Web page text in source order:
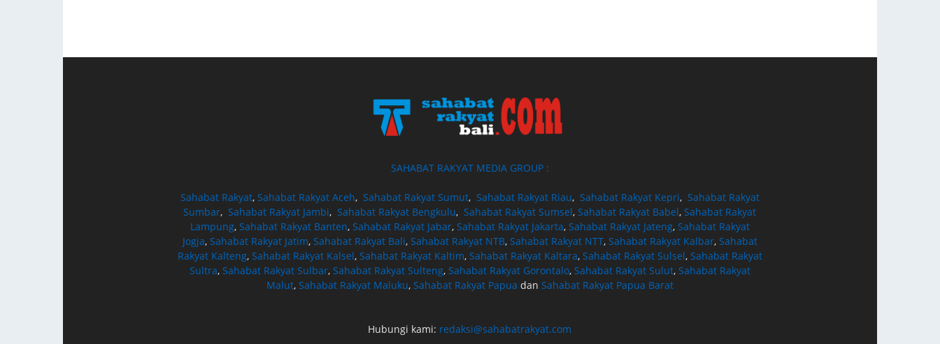
SAHABAT RAKYAT MEDIA GROUP :
Sahabat Rakyat, Sahabat Rakyat Aceh, Sahabat Rakyat Sumut, Sahabat Rakyat Riau, Sahabat Rakyat Kepri, Sahabat Rakyat
Sumbar,Sahabat Rakyat Jambi,Sahabat Rakyat Bengkulu,Sahabat Rakyat Sumsel,Sahabat Rakyat Babel,Sahabat Rakyat
Lampung, Sahabat Rakyat Banten, Sahabat Rakyat Jabar, Sahabat Rakyat Jakarta, Sahabat Rakyat Jateng, Sahabat Rakyat
Jogja, Sahabat Rakyat Jatim, Sahabat Rakyat Bali, Sahabat Rakyat NTB, Sahabat Rakyat NTT, Sahabat Rakyat Kalbar, Sahabat
Rakyat Kalteng, Sahabat Rakyat Kalsel, Sahabat Rakyat Kaltim, Sahabat Rakyat Kaltara, Sahabat Rakyat Sulsel, Sahabat Rakyat
Sultra, Sahabat Rakyat Sulbar, Sahabat Rakyat Sulteng, Sahabat Rakyat Gorontalo, Sahabat Rakyat Sulut, Sahabat Rakyat
Malut, Sahabat Rakyat Maluku, Sahabat Rakyat Papua dan Sahabat Rakyat Papua Barat
Hubungi kami: redaksi@sahabatrakyat.com